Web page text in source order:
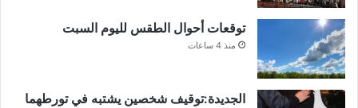
توقعات أحوال الطقس لليوم السبت
منذ 4 ساعات
الجديدة:توقيف شخصين يشتبه في تورطهما